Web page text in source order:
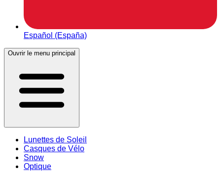
Español (España)
Ouvrir le menu principal
Lunettes de Soleil
Casques de Vélo
Snow
Optique